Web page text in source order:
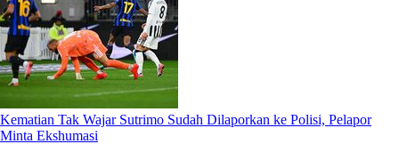
Kematian Tak Wajar Sutrimo Sudah Dilaporkan ke Polisi, Pelapor
Minta Ekshumasi